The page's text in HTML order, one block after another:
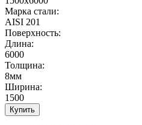
Марка стали:
AISI 201
Поверхность:
Длина:
6000
Толщина:
8мм
Ширина:
1500
Купить